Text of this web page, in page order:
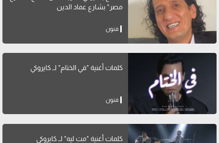
مصر" بشارع عماد الدين
فنون
كلمات أغنية "في الختام" لــ كايروكي
فنون
كلمات أغنية "مت ليه" لــ كايروكي